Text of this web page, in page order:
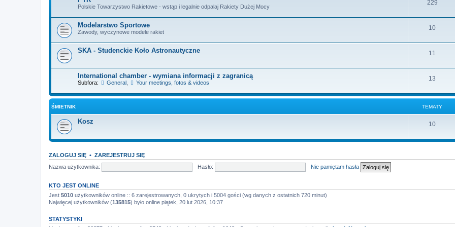
Polskie Towarzystwo Rakietowe - wstąp i legalnie odpalaj Rakiety Dużej Mocy
229
Modelarstwo Sportowe
Zawody, wyczynowe modele rakiet
10
SKA - Studenckie Koło Astronautyczne 11
International chamber - wymiana informacji z zagranicą
Subfora: General, Your meetings, fotos & videos
13
ŚMIETNIK TEMATY
Kosz 10
ZALOGUJ SIĘ • ZAREJESTRUJ SIĘ
Nazwa użytkownika:
Hasło: Nie pamiętam hasła
KTO JEST ONLINE
Jest 5010 użytkowników online :: 6 zarejestrowanych, 0 ukrytych i 5004 gości (wg danych z ostatnich 720 minut)
Najwięcej użytkowników (135815) było online piątek, 20 lut 2026, 10:37
STATYSTYKI